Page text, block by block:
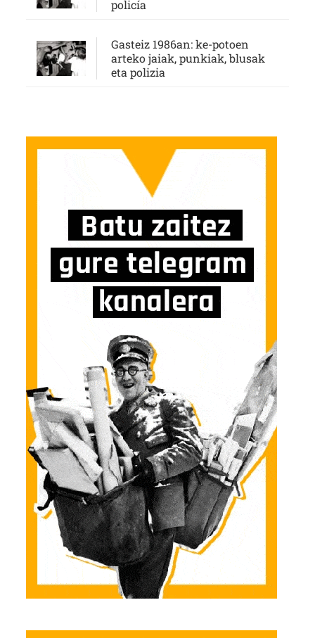
policía
Gasteiz 1986an: ke-potoen
arteko jaiak, punkiak, blusak
eta polizia